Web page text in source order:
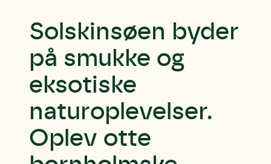
Solskinsøen byder
på smukke og
eksotiske
naturoplevelser.
Oplev otte